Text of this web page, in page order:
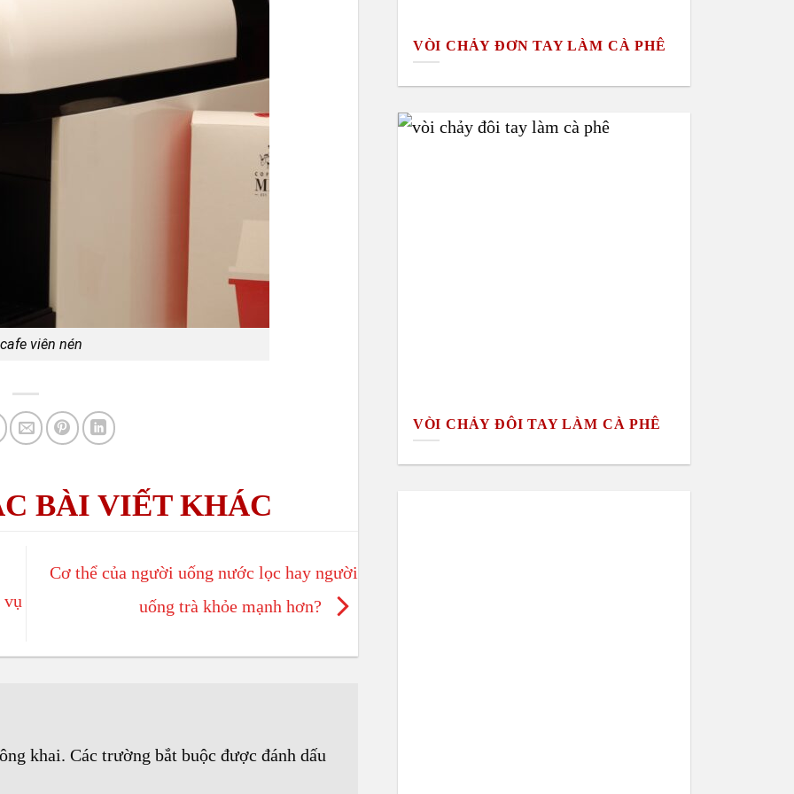
viên nén
vụ
Cơ thể của người uống nước lọc hay người
uống trà khỏe mạnh hơn?
khai. Các trường bắt buộc được đánh dấu
VÒI CHẢY ĐƠN TAY LÀM CÀ PHÊ
VÒI CHẢY ĐÔI TAY LÀM CÀ PHÊ